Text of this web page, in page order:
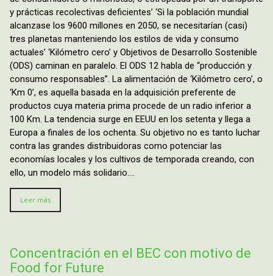
y prácticas recolectivas deficientes’ ‘Si la población mundial
alcanzase los 9600 millones en 2050, se necesitarían (casi)
tres planetas manteniendo los estilos de vida y consumo
actuales’ ‘Kilómetro cero’ y Objetivos de Desarrollo Sostenible
(ODS) caminan en paralelo. El ODS 12 habla de “producción y
consumo responsables”. La alimentación de ‘Kilómetro cero’, o
‘Km 0’, es aquella basada en la adquisición preferente de
productos cuya materia prima procede de un radio inferior a
100 Km. La tendencia surge en EEUU en los setenta y llega a
Europa a finales de los ochenta. Su objetivo no es tanto luchar
contra las grandes distribuidoras como potenciar las
economías locales y los cultivos de temporada creando, con
ello, un modelo más solidario….
Leer más
Concentración en el BEC con motivo de
Food for Future